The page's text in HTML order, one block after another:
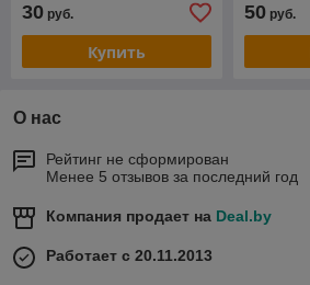
30 руб.
Купить
50руб.
О нас
Рейтинг не сформирован
Менее 5 отзывов за последний год
Компания продает на Deal.by
Работает с 20.11.2013